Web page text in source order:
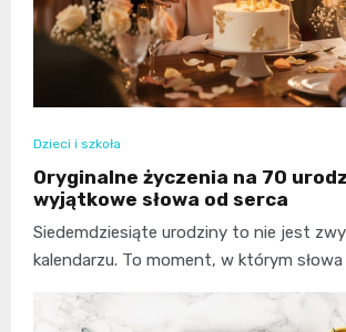
Dzieci i szkoła
Oryginalne życzenia na 70
wyjątkowe słowa od serca
Siedemdziesiąte urodziny to nie jest
kalendarzu. To moment, w którym